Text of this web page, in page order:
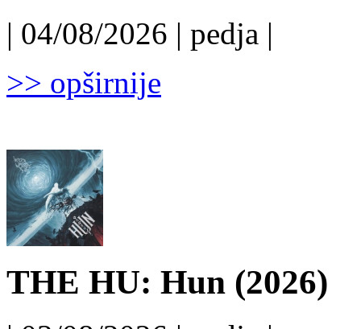
| 04/08/2026 | pedja |
>> opširnije
THE HU: Hun (2026)